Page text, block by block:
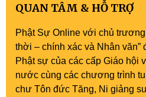
QUAN TÂM & HỖ TRỢ
Phật Sự Online với chủ
thời – chính xác và Nhân văn”
Phật sự của các cấp Giáo hội
nước cùng các chương trình
chư Tôn đức Tăng, Ni giảng